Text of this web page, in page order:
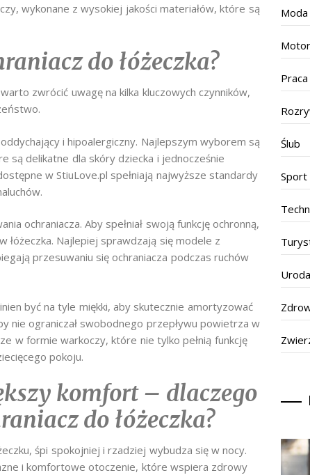
wykonane z wysokiej jakości materiałów, które są
do łóżeczka?
zwrócić uwagę na kilka kluczowych czynników,
i hipoalergiczny. Najlepszym wyborem są
są delikatne dla skóry dziecka i jednocześnie
w StiuLove.pl spełniają najwyższe standardy
ochraniacza. Aby spełniał swoją funkcję ochronną,
Najlepiej sprawdzają się modele z
przesuwaniu się ochraniacza podczas ruchów
być na tyle miękki, aby skutecznie amortyzować
nie ograniczał swobodnego przepływu powietrza w
w formie warkoczy, które nie tylko pełnią funkcję
pokoju.
komfort – dlaczego
do łóżeczka?
śpi spokojniej i rzadziej wybudza się w nocy.
i komfortowe otoczenie, które wspiera zdrowy
Moda
Praca
Ślub
Sport